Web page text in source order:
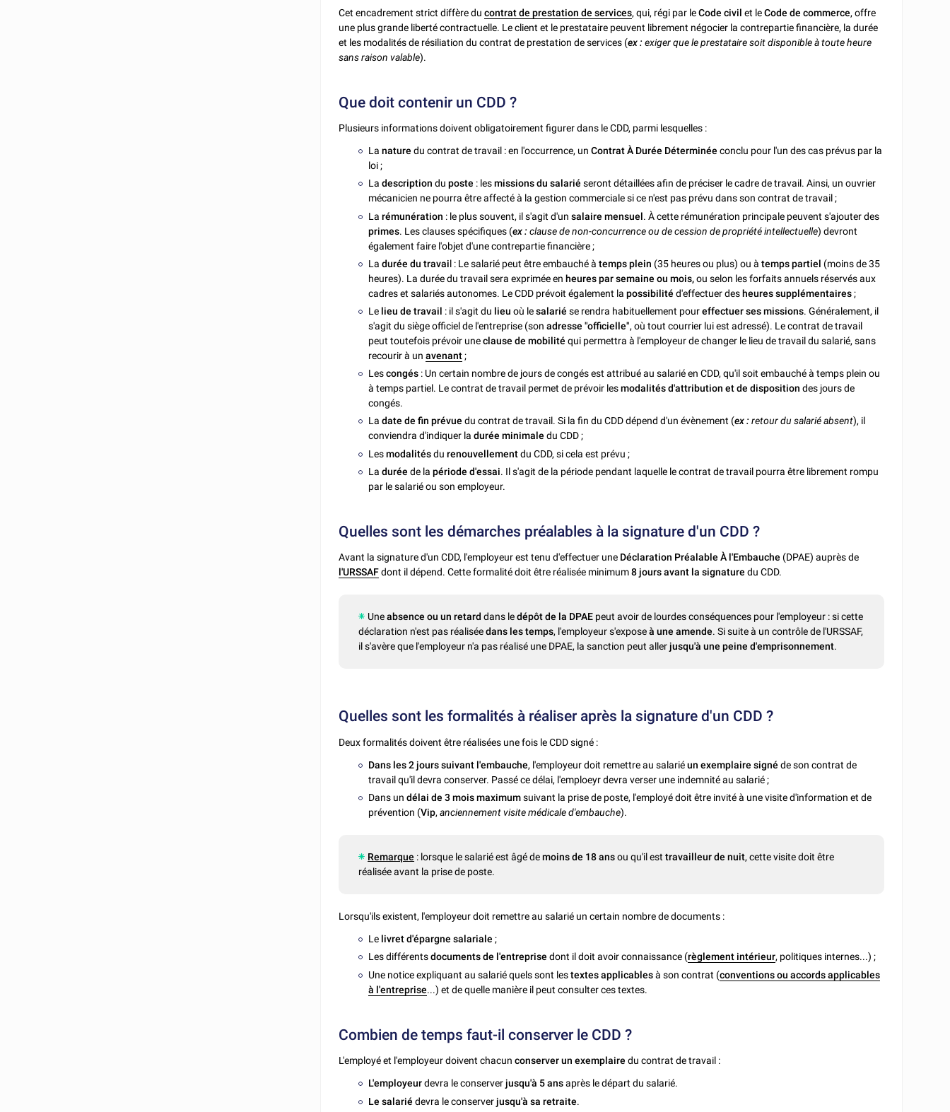
Cet encadrement strict diffère ducontrat de prestation de services, qui, régi par leCode civil et leCode de commerce, offre
une plus grande liberté contractuelle. Le client et le prestataire peuvent librement négocier la contrepartie financière, la durée
et les modalités de résiliation du contrat de prestation de services (ex : exiger que le prestataire soit disponible à toute heure
sans raison valable).
Que doit contenir un CDD ?
Plusieurs informations doivent obligatoirement figurer dans le CDD, parmi lesquelles :
Lanaturedu contrat de travail : en l'occurrence, un Contrat À Durée Déterminée conclu pour l'un des cas prévus par la
loi ;
Ladescription du poste : lesmissions du salarié seront détaillées afin de préciser le cadre de travail. Ainsi, un ouvrier
mécanicien ne pourra être affecté à la gestion commerciale si ce n'est pas prévu dans son contrat de travail ;
Larémunération : le plus souvent, il s'agit d'unsalaire mensuel. À cette rémunération principale peuvent s'ajouter des
primes. Les clauses spécifiques (ex : clause de non-concurrence ou de cession de propriété intellectuelle) devront
également faire l'objet d'une contrepartie financière ;
La durée du travail : Le salarié peut être embauché àtemps plein (35 heures ou plus) ou àtemps partiel (moins de 35
heures). La durée du travail sera exprimée en heures par semaine ou mois,ou selon les forfaits annuels réservés aux
cadres et salariés autonomes. Le CDD prévoit également lapossibilité d'effectuer des heures supplémentaires;
Le lieu de travail : il s'agit du lieu où lesalariése rendra habituellement poureffectuer ses missions. Généralement, il
s'agit du siège officiel de l'entreprise (sonadresse "officielle", où tout courrier lui est adressé). Le contrat de travail
peut toutefois prévoir uneclause de mobilité qui permettra à l'employeur de changer le lieu de travail du salarié, sans
recourir à unavenant;
Lescongés : Un certain nombre de jours de congés est attribué au salarié en CDD, qu'il soit embauché à temps plein ou
à temps partiel. Le contrat de travail permet de prévoir lesmodalités d'attribution et de dispositiondes jours de
congés.
Ladate de fin prévue du contrat de travail. Si la fin du CDD dépend d'un évènement (ex :retour du salarié absent), il
conviendra d'indiquer la durée minimale du CDD ;
Lesmodalitésdu renouvellementdu CDD, si cela est prévu ;
Ladurée de la période d'essai. Il s'agit de la période pendant laquelle le contrat de travail pourra être librement rompu
par le salarié ou son employeur.
Quelles sont les démarches préalables à la signature d'un CDD ?
Avant la signature d'un CDD, l'employeur est tenu d'effectuer une Déclaration Préalable À l'Embauche (DPAE) auprès de
l'URSSAFdont il dépend. Cette formalité doit être réalisée minimum8 jours avant la signature du CDD.
Uneabsence ou un retard dans ledépôt de la DPAE peut avoir de lourdes conséquences pour l'employeur : si cette
déclaration n'est pas réaliséedans les temps, l'employeur s'exposeà une amende. Si suite à un contrôle de l'URSSAF,
il s'avère que l'employeur n'a pas réalisé une DPAE, la sanction peut allerjusqu'à une peine d'emprisonnement.
Quelles sont les formalités à réaliser après la signature d'un CDD ?
Deux formalités doivent être réalisées une fois le CDD signé :
Dans les 2 jours suivant l'embauche, l'employeur doit remettre au salariéun exemplaire signéde son contrat de
travail qu'il devra conserver. Passé ce délai, l'emploeyr devra verser une indemnité au salarié ;
Dans undélai de 3 mois maximumsuivant la prise de poste, l'employé doit être invité à une visite d'information et de
prévention (Vip,anciennement visite médicale d'embauche).
Remarque : lorsque le salarié est âgé demoins de 18 ansou qu'il esttravailleur de nuit, cette visite doit être
réalisée avant la prise de poste.
Lorsqu'ils existent, l'employeur doit remettre au salarié un certain nombre de documents :
Le livret d'épargne salariale ;
Les différentsdocuments de l'entreprise dont il doit avoir connaissance (règlement intérieur, politiques internes...) ;
Une notice expliquant au salarié quels sont lestextes applicablesà son contrat (conventions ou accords applicables
à l'entreprise...) et de quelle manière il peut consulter ces textes.
Combien de temps faut-il conserver le CDD ?
L'employé et l'employeur doivent chacunconserver un exemplairedu contrat de travail :
L'employeurdevra le conserverjusqu'à 5 ansaprès le départ du salarié.
Le salarié devra le conserverjusqu'à sa retraite.